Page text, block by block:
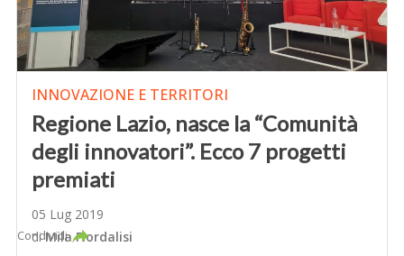
INNOVAZIONE E TERRITORI
Regione Lazio, nasce la “Comunità
degli innovatori”. Ecco 7 progetti
premiati
05 Lug 2019
diMila Fiordalisi
Condividi